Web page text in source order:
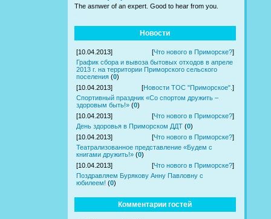
The asnwer of an expert. Good to hear from you.
Новости
[10.04.2013] [Что нового в Приморске?]
График сбора и вывоза бытовых отходов в апреле
2013 г. на территории Приморского сельского
поселения (0)
[10.04.2013]
[Новости ТОС "Приморское". ]
Спортивный праздник «Со спортом дружить –
здоровым быть!» (0)
[10.04.2013]
[Что нового в Приморске?]
День здоровья в Приморском ДДТ (0)
[10.04.2013]
[Что нового в Приморске?]
Театрализованное представление «Будем с
книгами дружить!» (0)
[10.04.2013]
[Что нового в Приморске?]
Поздравляем Бурякову Анну Павловну с
юбилеем! (0)
Комментарии гостей